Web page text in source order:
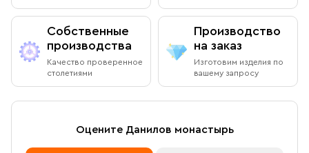
Собственные
производства
Качество проверенное
столетиями
Производство
на заказ
Изготовим изделия по
вашему запросу
Оцените Данилов монастырь